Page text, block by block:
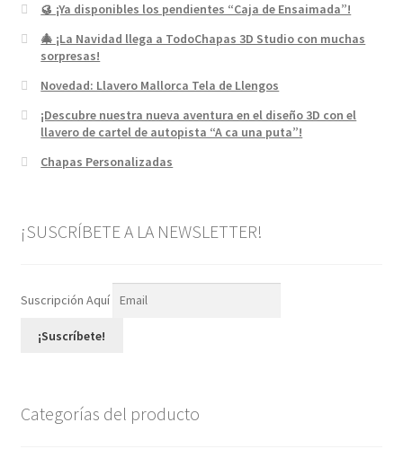
🥮 ¡Ya disponibles los pendientes “Caja de Ensaimada”!
🎄 ¡La Navidad llega a TodoChapas 3D Studio con muchas
sorpresas!
Novedad: Llavero Mallorca Tela de Llengos
¡Descubre nuestra nueva aventura en el diseño 3D con el
llavero de cartel de autopista “A ca una puta”!
Chapas Personalizadas
¡SUSCRÍBETE A LA NEWSLETTER!
Suscripción Aquí
¡Suscríbete!
Categorías del producto